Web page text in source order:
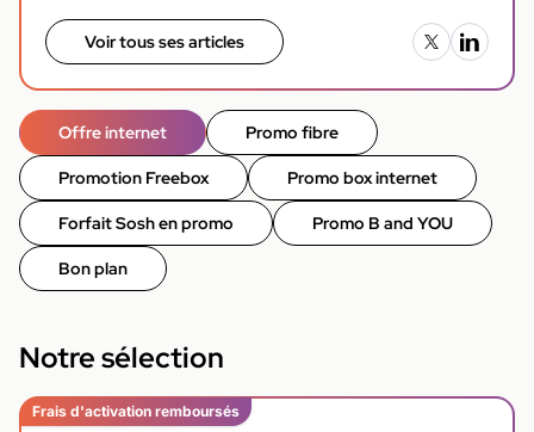
Voir tous ses articles
Offre internet Promo fibre
Promotion Freebox Promo box internet
Forfait Sosh en promo Promo B and YOU
Bon plan
Notre sélection
Frais d'activation remboursés